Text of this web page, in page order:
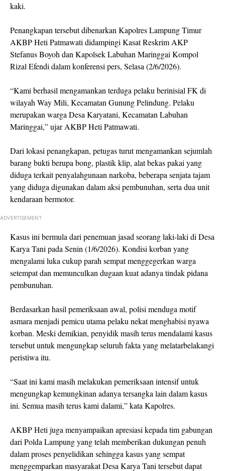
kaki.
Penangkapan tersebut dibenarkan Kapolres Lampung Timur
AKBP Heti Patmawati didampingi Kasat Reskrim AKP
Stefanus Boyoh dan Kapolsek Labuhan Maringgai Kompol
Rizal Efendi dalam konferensi pers, Selasa (2/6/2026).
“Kami berhasil mengamankan terduga pelaku berinisial FK di
wilayah Way Mili, Kecamatan Gunung Pelindung. Pelaku
merupakan warga Desa Karyatani, Kecamatan Labuhan
Maringgai,” ujar AKBP Heti Patmawati.
Dari lokasi penangkapan, petugas turut mengamankan sejumlah
barang bukti berupa bong, plastik klip, alat bekas pakai yang
diduga terkait penyalahgunaan narkoba, beberapa senjata tajam
yang diduga digunakan dalam aksi pembunuhan, serta dua unit
kendaraan bermotor.
ADVERTISEMENT
Kasus ini bermula dari penemuan jasad seorang laki-laki di Desa
Karya Tani pada Senin (1/6/2026). Kondisi korban yang
mengalami luka cukup parah sempat menggegerkan warga
setempat dan memunculkan dugaan kuat adanya tindak pidana
pembunuhan.
Berdasarkan hasil pemeriksaan awal, polisi menduga motif
asmara menjadi pemicu utama pelaku nekat menghabisi nyawa
korban. Meski demikian, penyidik masih terus mendalami kasus
tersebut untuk mengungkap seluruh fakta yang melatarbelakangi
peristiwa itu.
“Saat ini kami masih melakukan pemeriksaan intensif untuk
mengungkap kemungkinan adanya tersangka lain dalam kasus
ini. Semua masih terus kami dalami,” kata Kapolres.
AKBP Heti juga menyampaikan apresiasi kepada tim gabungan
dari Polda Lampung yang telah memberikan dukungan penuh
dalam proses penyelidikan sehingga kasus yang sempat
menggemparkan masyarakat Desa Karya Tani tersebut dapat